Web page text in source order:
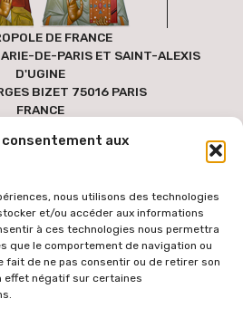
consentement aux
nous utilisons des technologies
et/ou accéder aux informations
à ces technologies nous permettra
que le comportement de navigation ou
fait de ne pas consentir ou de retirer son
effet négatif sur certaines
DE FRANCE
DE-PARIS ET SAINT-ALEXIS
D'UGINE
BIZET 75016 PARIS
FRANCE